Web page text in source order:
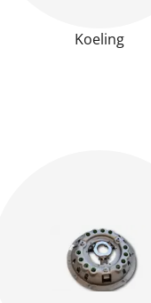
Koeling